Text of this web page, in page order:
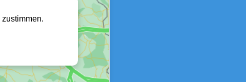
zustimmen.